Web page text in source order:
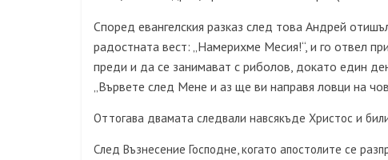
Според евангелския разказ след това Андрей
радостната вест: „Намерихме Месия!“, и го отвел
преди и да се занимават с риболов, докато един
„Вървете след Мене и аз ще ви направя ловци на
Оттогава двамата следвали навсякъде Христос и
След Възнесение Господне, когато апостолите се